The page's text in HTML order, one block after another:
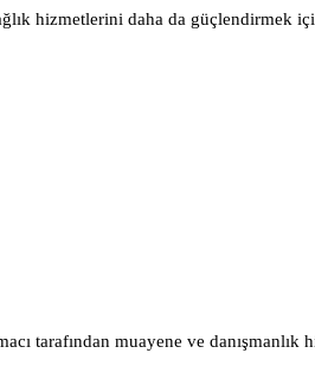
hizmetlerini daha da güçlendirmek
tarafından muayene ve danışmanlık